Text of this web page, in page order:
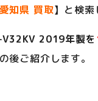
愛知県 買取】 と検索
V32KV 2019年製を
後ご紹介します。